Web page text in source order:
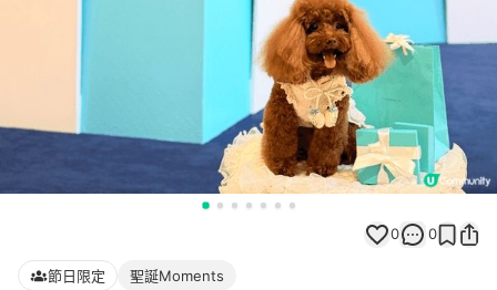
0 0
節日限定 聖誕Moments